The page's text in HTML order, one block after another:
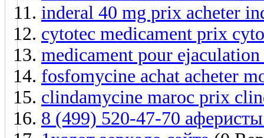
inderal 40 mg prix acheter
cytotec medicament prix
medicament pour ejaculation
fosfomycine achat acheter
clindamycine maroc prix
8 (499) 520-47-70